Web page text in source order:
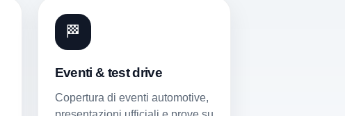
🏁
Eventi & test drive
Copertura di eventi automotive,